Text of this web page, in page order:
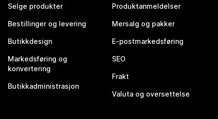
Selge produkter
Bestillinger og levering
Butikkdesign
Markedsføring og
konvertering
Butikkadministrasjon
Produktanmeldelser
Mersalg og pakker
E-postmarkedsføring
SEO
Frakt
Valuta og oversettelse